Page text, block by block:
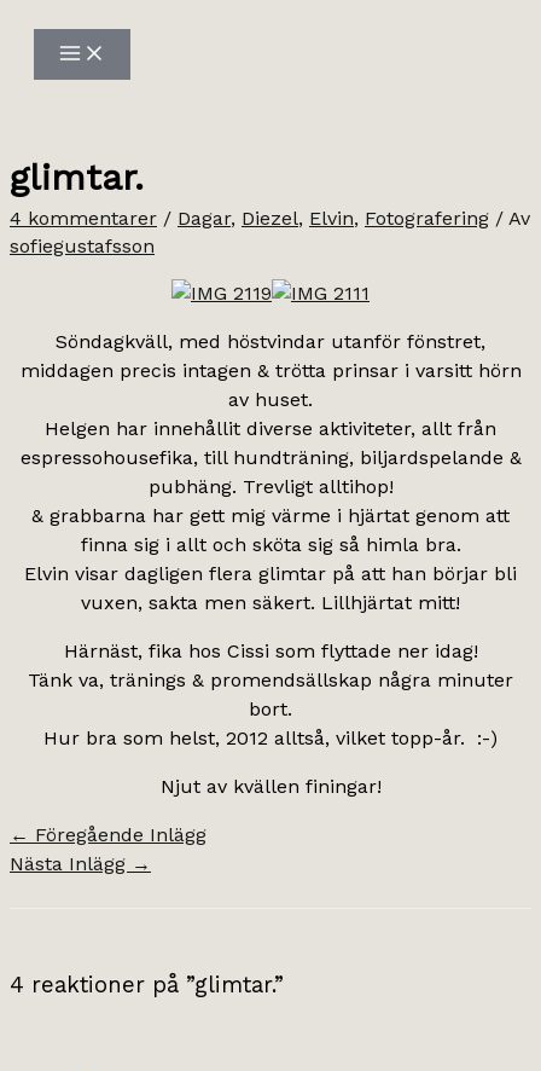
innehåll
glimtar.
4 kommentarer / Dagar, Diezel, Elvin, Fotografering / Av
sofiegustafsson
Söndagkväll, med höstvindar utanför fönstret,
middagen precis intagen & trötta prinsar i varsitt hörn
av huset.
Helgen har innehållit diverse aktiviteter, allt från
espressohousefika, till hundträning, biljardspelande &
pubhäng. Trevligt alltihop!
& grabbarna har gett mig värme i hjärtat genom att
finna sig i allt och sköta sig så himla bra.
Elvin visar dagligen flera glimtar på att han börjar bli
vuxen, sakta men säkert. Lillhjärtat mitt!
Härnäst, fika hos Cissi som flyttade ner idag!
Tänk va, tränings & promendsällskap några minuter
bort.
Hur bra som helst, 2012 alltså, vilket topp-år. :-)
Njut av kvällen finingar!
← Föregående Inlägg
Nästa Inlägg →
4 reaktioner på ”glimtar.”